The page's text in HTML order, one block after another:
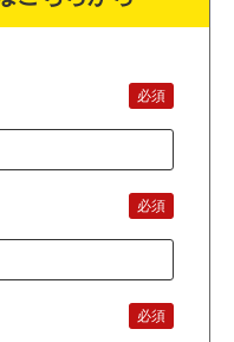
必須
必須
必須